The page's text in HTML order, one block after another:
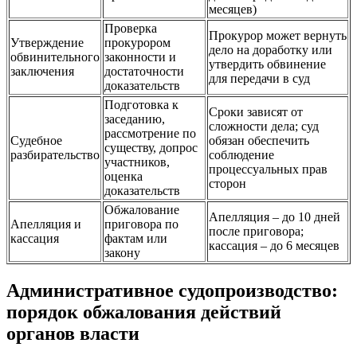
месяцев)
Утверждение
обвинительного
заключения
Проверка
прокурором
законности и
достаточности
доказательств
Прокурор может вернуть
дело на доработку или
утвердить обвинение
для передачи в суд
Судебное
разбирательство
Подготовка к
заседанию,
рассмотрение по
существу, допрос
участников,
оценка
доказательств
Сроки зависят от
сложности дела; суд
обязан обеспечить
соблюдение
процессуальных прав
сторон
Апелляция и
кассация
Обжалование
приговора по
фактам или
закону
Апелляция – до 10 дней
после приговора;
кассация – до 6 месяцев
Административное судопроизводство:
порядок обжалования действий
органов власти